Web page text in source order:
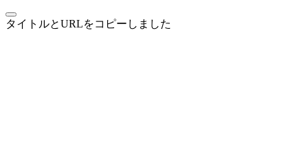
タイトルとURLをコピーしました